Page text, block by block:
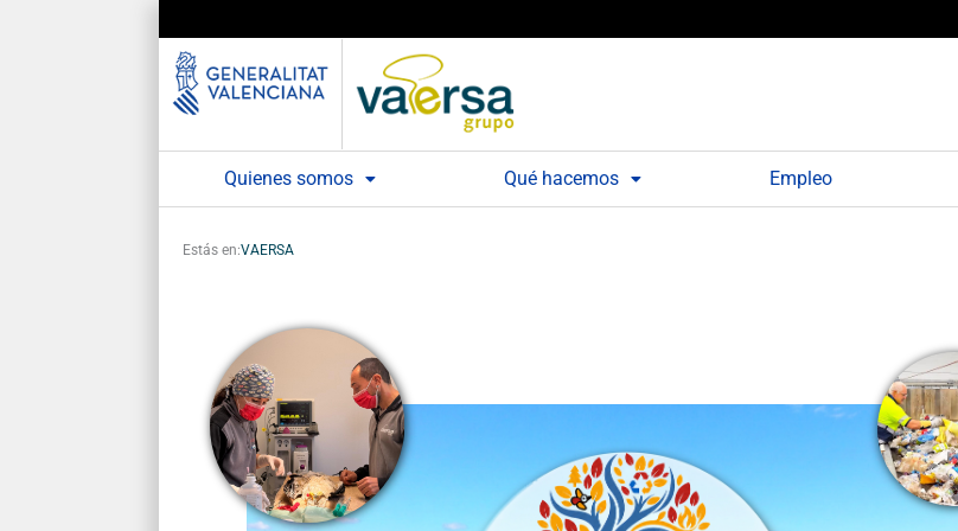
al
contenido
Quienes somos Qué hacemos Empleo
Estás en:VAERSA